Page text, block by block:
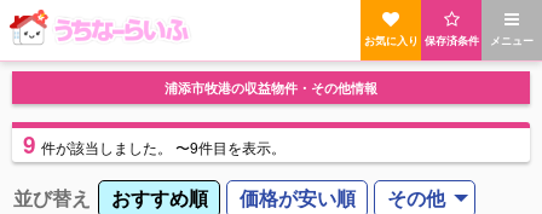
メニュー
保存済条件
お気に入り
浦添市牧港の収益物件・その他情報
9 件が該当しました。 〜9件目を表示。
並び替え おすすめ順 価格が安い順 その他